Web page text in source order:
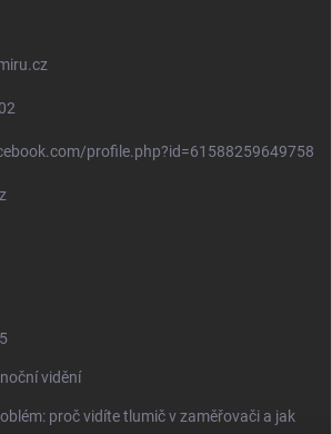
profile.php?id=61588259649758
vidění
proč vidíte tlumič v zaměřovači a jak